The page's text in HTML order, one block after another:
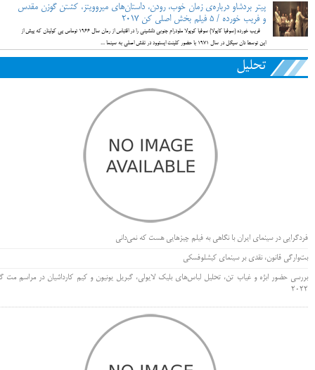
پیتر بردشاو درباره‌ی زمان خوب، رودن، داستان‌های میروویتز، کشتن گوزن مقدس
و فریب خورده / 5 فیلم بخش اصلی کن 2017
فریب خورده (سوفیا کاپولا) سوفیا كوپولا ملودرام جنوبی دلنشینی را در اقتباس از رمان سال 1966 توماس پی كولینان كه پیش از
این توسط دان سیگل در سال 1971 با حضور كلینت ایستوود در نقش اصلی به سینما ...
تحلیل
فردگرایی در سینمای ایران با نگاهی به فیلم چیزهایی هست که نمی‌دانی
بت‌وارگی قانون، نقدی بر سینمای کیشلوفسکی
بررسی حضور ابژه و غیاب تن، تحلیل لباس‌های بلیک لایولی، گبریل یونیون و کیم کارداشیان در مراسم مت
۲۰۲۲